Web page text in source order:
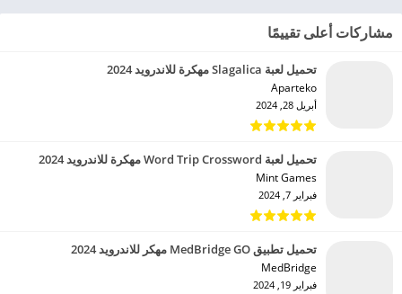
مشاركات أعلى تقييمًا
تحميل لعبة Slagalica مهكرة للاندرويد 2024
Aparteko‏
أبريل 28, 2024
تحميل لعبة Word Trip Crossword مهكرة للاندرويد 2024
Mint Games‏
فبراير 7, 2024
تحميل تطبيق MedBridge GO مهكر للاندرويد 2024
MedBridge‏
فبراير 19, 2024